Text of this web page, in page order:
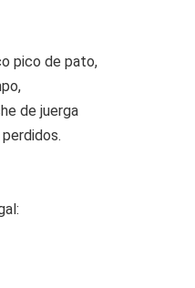
pico de pato,
de juerga